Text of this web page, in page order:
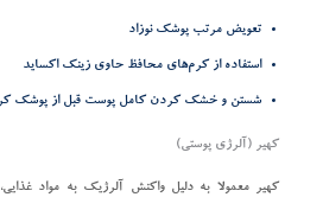
تعویض مرتب پوشک نوزاد
استفاده از کرم‌های محافظ حاوی زینک اکساید
شستن و خشک کردن کامل پوست قبل از پوشک
کهیر (آلرژی پوستی)
کهیر معمولا به دلیل واکنش آلرژیک به مواد